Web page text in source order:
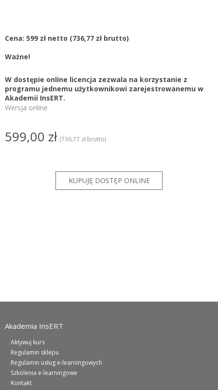
Cena: 599 zł netto (736,77 zł brutto)
Ważne!
W dostępie online licencja zezwala na korzystanie z
programu jednemu użytkownikowi zarejestrowanemu w
Akademii InsERT.
Wersja online
599,00 zł (736,77 zł brutto)
Akademia InsERT
Aktywuj kurs
Regulamin sklepu
Regulamin usług e-learningowych
Szkolenia e-learningowe
Kontakt